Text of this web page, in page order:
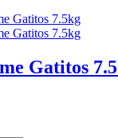
Gatitos